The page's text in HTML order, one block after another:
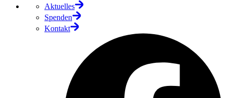
Aktuelles
Spenden
Kontakt